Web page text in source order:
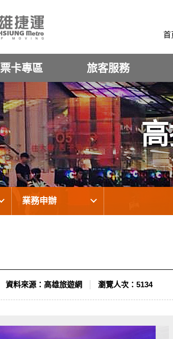
首
票卡專區 旅客服務
業務申辦
資料來源： 高雄旅遊網 瀏覽人次： 5134